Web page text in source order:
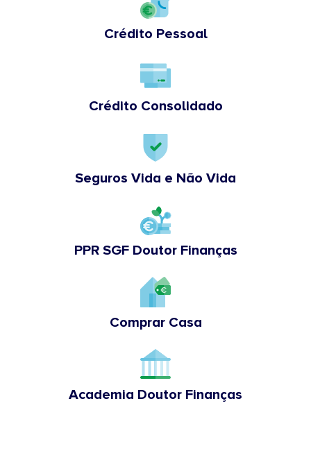
Crédito Pessoal
Crédito Consolidado
Seguros Vida e Não Vida
PPR SGF Doutor Finanças
Comprar Casa
Academia Doutor Finanças